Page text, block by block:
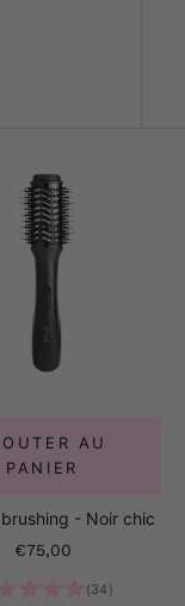
AU
PANIER
- Noir chic
Prix de vente
€75,00
(34)